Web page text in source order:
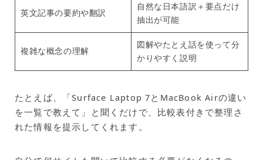
英文記事の要約や翻訳
自然な日本語訳＋要点だけ
抽出が可能
複雑な概念の理解
図解やたとえ話を使って分
かりやすく説明
たとえば、「Surface Laptop 7とMacBook Airの違い
を一覧で教えて」と聞くだけで、比較表付きで整理さ
れた情報を提示してくれます。